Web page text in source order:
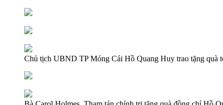
Chủ tịch UBND TP Móng Cái Hồ Quang Huy trao tặng quà